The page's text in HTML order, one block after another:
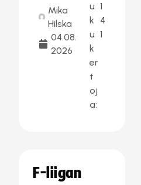
Mika
Hilska
04.08.
2026
u
k
u
k
er
t
oj
a:
1
4
1
F-liigan